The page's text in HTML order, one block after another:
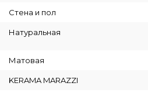
Стена и пол
Натуральная
Матовая
KERAMA MARAZZI